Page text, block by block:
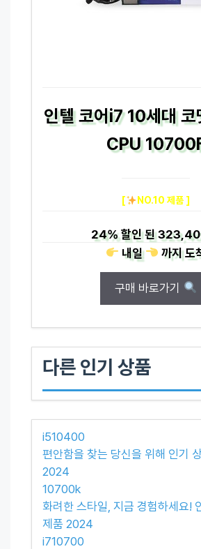
인텔 코어i7 10세대 코
CPU
[ NO.10 제품 ]
24%할인 된
내일
까지도
구매 바로가기
다른 인기 상품
i510400
편안함을 찾는 당신을 위해 인기
2024
10700k
화려한 스타일, 지금 경험하세요!
제품 2024
i710700